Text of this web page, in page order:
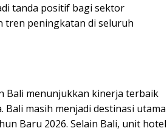
tanda positif bagi sektor
tren peningkatan di seluruh
Bali menunjukkan kinerja terbaik
masih menjadi destinasi utama
Baru 2026. Selain Bali, unit hotel